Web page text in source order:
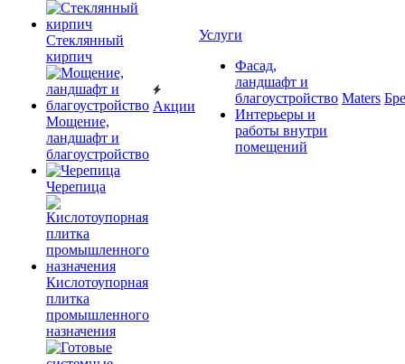
Cтеклянный
кирпич
Мощение,
ландшафт и
благоустройство
Черепица
Кислотоупорная
плитка
промышленного
назначения
Акции
Услуги
Фасад,
ландшафт и
благоустройство
Интерьеры и
работы внутри
помещений
Maters